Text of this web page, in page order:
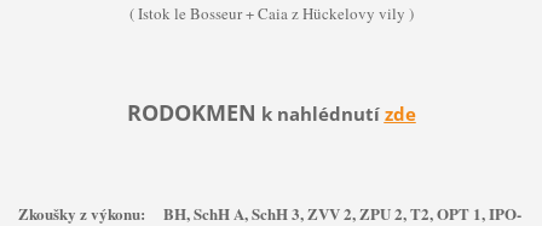
( Istok le Bosseur + Caia z Hückelovy vily )
RODOKMEN k nahlédnutí zde
Zkoušky z výkonu: BH, SchH A, SchH 3, ZVV 2, ZPU 2, T2, OPT 1, IPO-